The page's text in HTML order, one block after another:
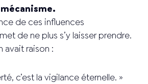
de ces influences
de ne plus s’y laisser prendre.
avait raison :
c’est la vigilance éternelle. »